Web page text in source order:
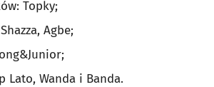
Topky;
Agbe;
Lato, Wanda i Banda.